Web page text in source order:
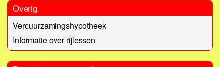
Overig
Verduurzamingshypotheek
Informatie over rijlessen